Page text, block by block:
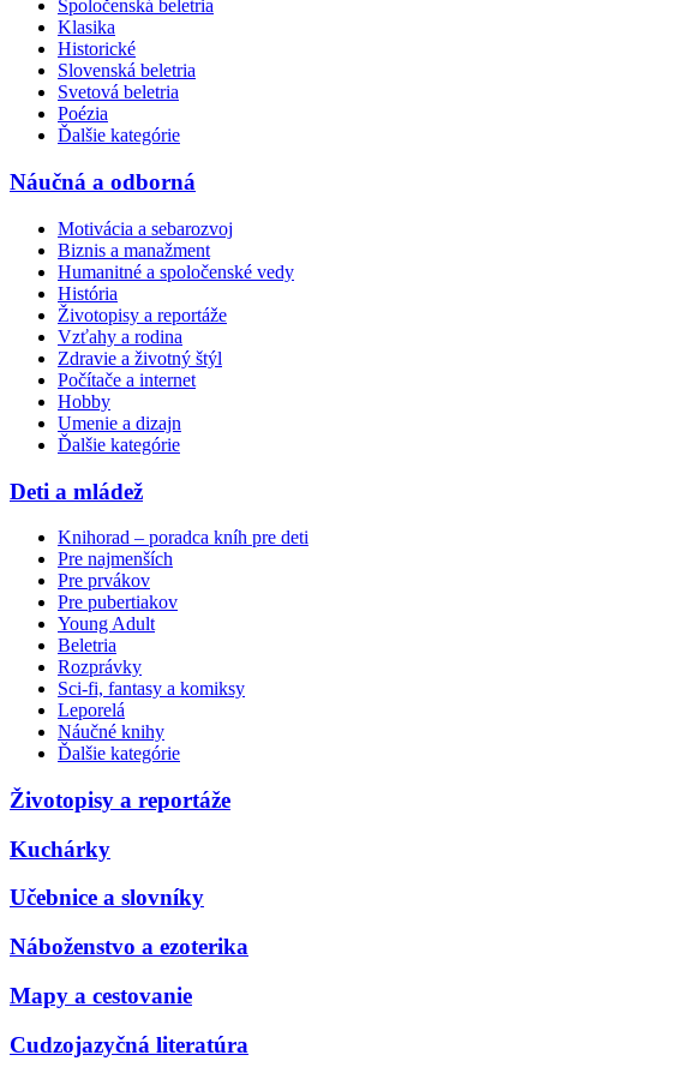
Spoločenská beletria
Klasika
Historické
Slovenská beletria
Svetová beletria
Poézia
Ďalšie kategórie
Náučná a odborná
Motivácia a sebarozvoj
Biznis a manažment
Humanitné a spoločenské vedy
História
Životopisy a reportáže
Vzťahy a rodina
Zdravie a životný štýl
Počítače a internet
Hobby
Umenie a dizajn
Ďalšie kategórie
Deti a mládež
Knihorad – poradca kníh pre deti
Pre najmenších
Pre prvákov
Pre pubertiakov
Young Adult
Beletria
Rozprávky
Sci-fi, fantasy a komiksy
Leporelá
Náučné knihy
Ďalšie kategórie
Životopisy a reportáže
Kuchárky
Učebnice a slovníky
Náboženstvo a ezoterika
Mapy a cestovanie
Cudzojazyčná literatúra